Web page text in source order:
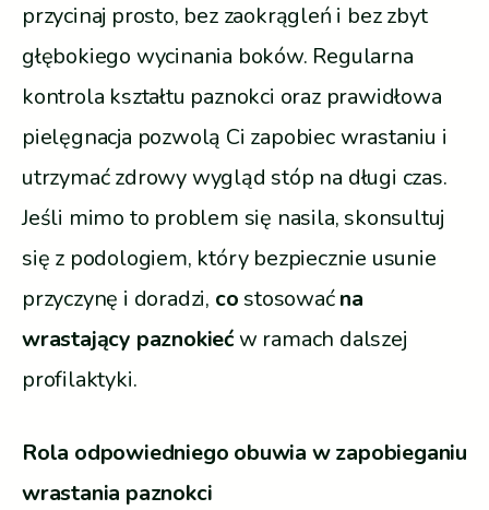
przycinaj prosto, bez zaokrągleń i bez zbyt
głębokiego wycinania boków. Regularna
kontrola kształtu paznokci oraz prawidłowa
pielęgnacja pozwolą Ci zapobiec wrastaniu i
utrzymać zdrowy wygląd stóp na długi czas.
Jeśli mimo to problem się nasila, skonsultuj
się z podologiem, który bezpiecznie usunie
przyczynę i doradzi, co stosowaćna
wrastający paznokiećw ramach dalszej
profilaktyki.
Rola odpowiedniego obuwia w zapobieganiu
wrastania paznokci